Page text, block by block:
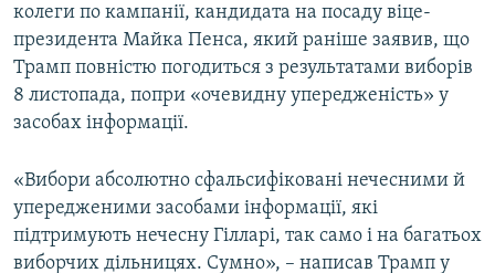
ВІДЕОУРОКИ «ELIFBE»
УКРАЇНСЬКА ПРОБЛЕМА КРИМУ
ІНФОГРАФІКА
Русский
Qırımtatar
ДОЛУЧАЙСЯ!
Усі сайти RFE/RL
колеги по кампанії, кандидата на посаду віце-
президента Майка Пенса, який раніше заявив, що
Трамп повністю погодиться з результатами виборів
8 листопада, попри «очевидну упередженість» у
засобах інформації.
«Вибори абсолютно сфальсифіковані нечесними й
упередженими засобами інформації, які
підтримують нечесну Гілларі, так само і на багатьох
виборчих дільницях. Сумно», – написав Трамп у